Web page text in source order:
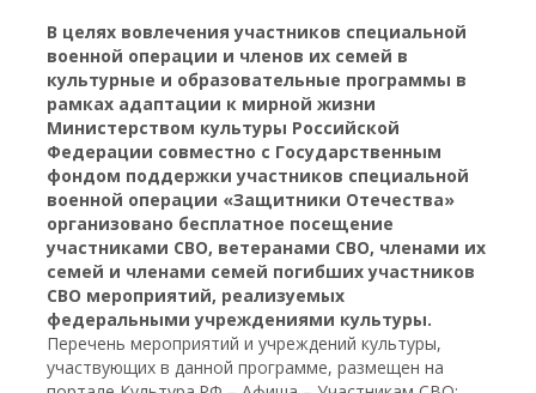
В целях вовлечения участников специальной
военной операции и членов их семей в
культурные и образовательные программы в
рамках адаптации к мирной жизни
Министерством культуры Российской
Федерации совместно с Государственным
фондом поддержки участников специальной
военной операции «Защитники Отечества»
организовано бесплатное посещение
участниками СВО, ветеранами СВО, членами их
семей и членами семей погибших участников
СВО мероприятий, реализуемых
федеральными учреждениями культуры.
Перечень мероприятий и учреждений культуры,
участвующих в данной программе, размещен на